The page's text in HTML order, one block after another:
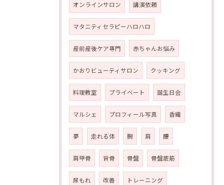
オンラインサロン 講演依頼
マタニティセラピーハロハロ
産前産後ケア専門 赤ちゃんお悩み
かおりビューティサロン クッキング
料理教室 プライベート 誕生日会
マルシェ プロフィール写真 香織
夢 走れる体 腕 肩 腰
肩甲骨 背骨 骨盤 骨盤底筋
尿もれ 改善 トレーニング